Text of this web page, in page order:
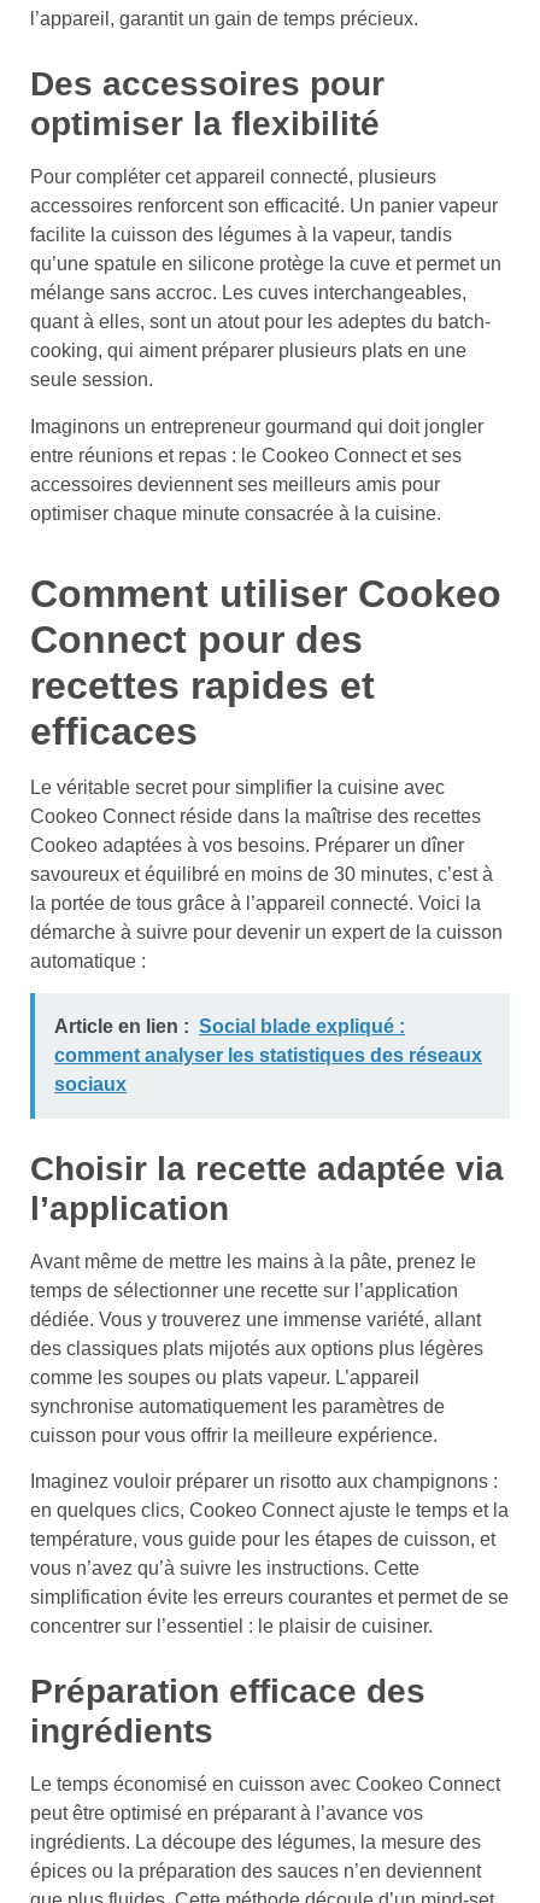
l’appareil, garantit un gain de temps précieux.
Des accessoires pour
optimiser la flexibilité
Pour compléter cet appareil connecté, plusieurs
accessoires renforcent son efficacité. Un panier vapeur
facilite la cuisson des légumes à la vapeur, tandis
qu’une spatule en silicone protège la cuve et permet un
mélange sans accroc. Les cuves interchangeables,
quant à elles, sont un atout pour les adeptes du batch-
cooking, qui aiment préparer plusieurs plats en une
seule session.
Imaginons un entrepreneur gourmand qui doit jongler
entre réunions et repas : le Cookeo Connect et ses
accessoires deviennent ses meilleurs amis pour
optimiser chaque minute consacrée à la cuisine.
Comment utiliser Cookeo
Connect pour des
recettes rapides et
efficaces
Le véritable secret pour simplifier la cuisine avec
Cookeo Connect réside dans la maîtrise des recettes
Cookeo adaptées à vos besoins. Préparer un dîner
savoureux et équilibré en moins de 30 minutes, c’est à
la portée de tous grâce à l’appareil connecté. Voici la
démarche à suivre pour devenir un expert de la cuisson
automatique :
Article en lien : Social blade expliqué :
comment analyser les statistiques des réseaux
sociaux
Choisir la recette adaptée via
l’application
Avant même de mettre les mains à la pâte, prenez le
temps de sélectionner une recette sur l’application
dédiée. Vous y trouverez une immense variété, allant
des classiques plats mijotés aux options plus légères
comme les soupes ou plats vapeur. L’appareil
synchronise automatiquement les paramètres de
cuisson pour vous offrir la meilleure expérience.
Imaginez vouloir préparer un risotto aux champignons :
en quelques clics, Cookeo Connect ajuste le temps et la
température, vous guide pour les étapes de cuisson, et
vous n’avez qu’à suivre les instructions. Cette
simplification évite les erreurs courantes et permet de se
concentrer sur l’essentiel : le plaisir de cuisiner.
Préparation efficace des
ingrédients
Le temps économisé en cuisson avec Cookeo Connect
peut être optimisé en préparant à l’avance vos
ingrédients. La découpe des légumes, la mesure des
épices ou la préparation des sauces n’en deviennent